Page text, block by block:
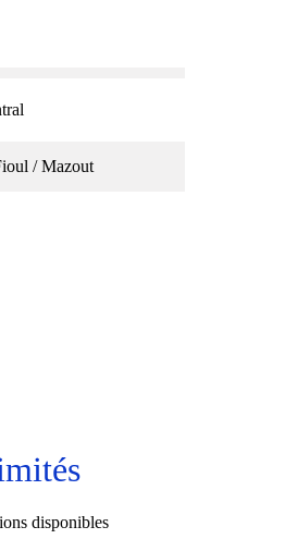
/ Mazout
disponibles